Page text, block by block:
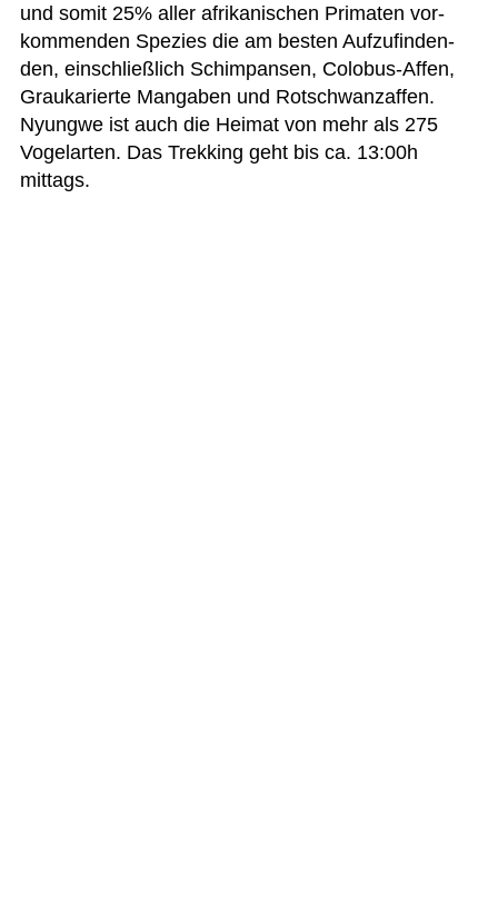
und somit 25% aller afri­ka­ni­schen Pri­ma­ten vor­
kom­men­den Spe­zies die am bes­ten Auf­zu­fin­den­
den, ein­schließ­lich Schim­pan­sen, Colo­bus-Affen,
Grau­ka­rierte Man­ga­ben und Rot­schwanz­af­fen.
Nyungwe ist auch die Hei­mat von mehr als 275
Vogel­ar­ten. Das Trek­king geht bis ca. 13:00h
mittags.